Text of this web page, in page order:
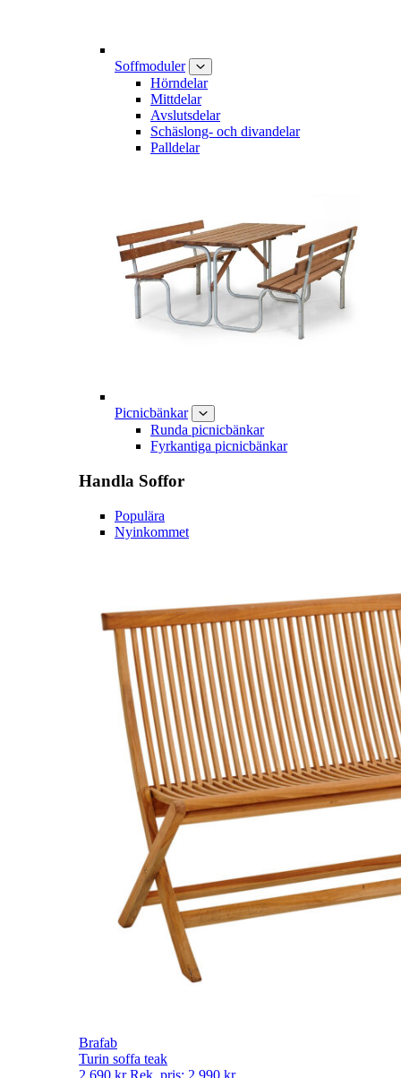
Soffmoduler
Hörndelar
Mittdelar
Avslutsdelar
Schäslong- och divandelar
Palldelar
Picnicbänkar
Runda picnicbänkar
Fyrkantiga picnicbänkar
Handla Soffor
Populära
Nyinkommet
Brafab
Turin soffa teak
2 690 kr Rek. pris: 2 990 kr